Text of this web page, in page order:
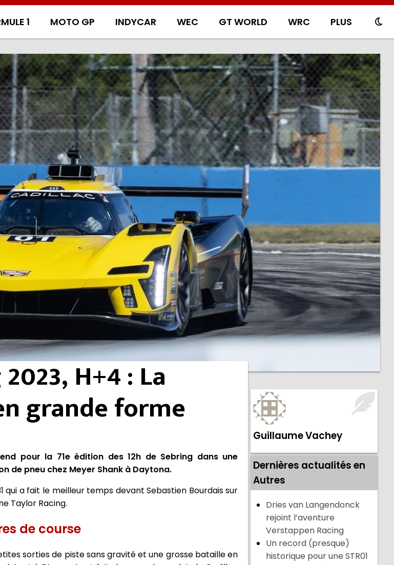
1 MOTO GP INDYCAR WEC GT WORLD WRC PLUS
H+4 : La
grande forme
pour la 71e édition des 12h de Sebring dans une
de pneu chez Meyer Shank à Daytona.
qui a fait le meilleur temps devant Sebastien Bourdais sur
Taylor Racing.
de course
sorties de piste sans gravité et une grosse bataille en
Guillaume Vachey
Dernières actualités en
Autres
Dries van Langendonck
rejoint l’aventure
Verstappen Racing
Un record (presque)
historique pour une STR01